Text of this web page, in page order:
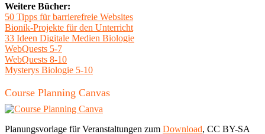
Weitere Bücher:
50 Tipps für barrierefreie Websites
Bionik-Projekte für den Unterricht
33 Ideen Digitale Medien Biologie
WebQuests 5-7
WebQuests 8-10
Mysterys Biologie 5-10
Course Planning Canvas
Planungsvorlage für Veranstaltungen zum Download, CC BY-SA